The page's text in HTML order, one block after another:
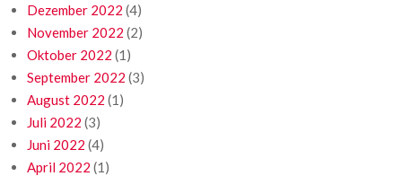
Dezember 2022 (4)
November 2022 (2)
Oktober 2022 (1)
September 2022 (3)
August 2022 (1)
Juli 2022 (3)
Juni 2022 (4)
April 2022 (1)